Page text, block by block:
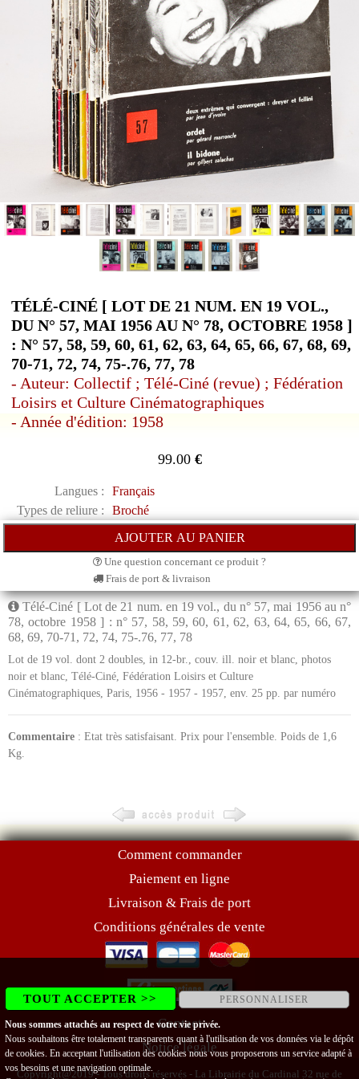
TÉLÉ-CINÉ [ LOT DE 21 NUM. EN 19 VOL.,
DU N° 57, MAI 1956 AU N° 78, OCTOBRE 1958 ]
: N° 57, 58, 59, 60, 61, 62, 63, 64, 65, 66, 67, 68, 69,
70-71, 72, 74, 75-.76, 77, 78
- Auteur: Collectif ; Télé-Ciné (revue) ; Fédération
Loisirs et Culture Cinématographiques
- Année d'édition: 1958
99.00€
Langues :
Français
Types de reliure :
Broché
Une question concernant ce produit ?
Frais de port & livraison
Télé-Ciné [ Lot de 21 num. en 19 vol., du n° 57, mai 1956 au n°
78, octobre 1958 ] : n° 57, 58, 59, 60, 61, 62, 63, 64, 65, 66, 67,
68, 69, 70-71, 72, 74, 75-.76, 77, 78
Lot de 19 vol. dont 2 doubles, in 12-br., couv. ill. noir et blanc, photos
noir et blanc, Télé-Ciné, Fédération Loisirs et Culture
Cinématographiques, Paris, 1956 - 1957 - 1957, env. 25 pp. par numéro
Commentaire : Etat très satisfaisant. Prix pour l'ensemble. Poids de 1,6
Kg.
Comment commander
Paiement en ligne
Livraison & Frais de port
Conditions générales de vente
Contact
Notice légale
Copyright@2019 - Tous droits réservés - La Librairie du Cardinal 32 rue de
TOUT ACCEPTER >> PERSONNALISER
Nous sommes attachés au respect de votre vie privée.
Nous souhaitons être totalement transparents quant à l'utilisation de vos données via le dépôt
de cookies. En acceptant l'utilisation des cookies nous vous proposerons un service adapté à
vos besoins et une navigation optimale.